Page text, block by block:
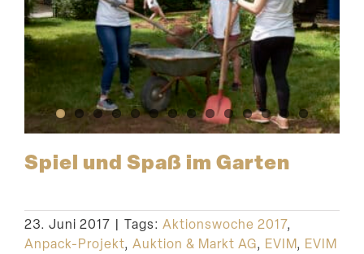
Spiel und Spaß im Garten
23. Juni 2017 | Tags: Aktionswoche 2017,
Anpack-Projekt, Auktion & Markt AG, EVIM, EVIM